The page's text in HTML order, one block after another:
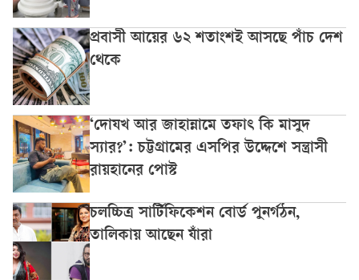
প্রবাসী আয়ের ৬২ শতাংশই আসছে পাঁচ দেশ
থেকে
‘দোযখ আর জাহান্নামে তফাৎ কি মাসুদ
স্যার?’: চট্টগ্রামের এসপির উদ্দেশে সন্ত্রাসী
রায়হানের পোস্ট
চলচ্চিত্র সার্টিফিকেশন বোর্ড পুনর্গঠন,
তালিকায় আছেন যাঁরা